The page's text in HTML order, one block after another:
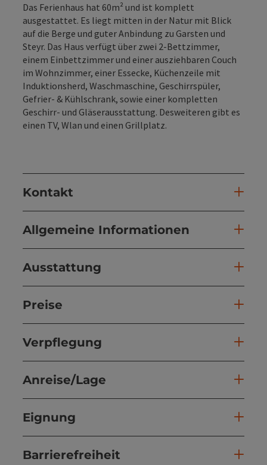
Das Ferienhaus hat 60m² und ist komplett
ausgestattet. Es liegt mitten in der Natur mit Blick
auf die Berge und guter Anbindung zu Garsten und
Steyr. Das Haus verfügt über zwei 2-Bettzimmer,
einem Einbettzimmer und einer ausziehbaren Couch
im Wohnzimmer, einer Essecke, Küchenzeile mit
Induktionsherd, Waschmaschine, Geschirrspüler,
Gefrier- & Kühlschrank, sowie einer kompletten
Geschirr- und Gläserausstattung. Desweiteren gibt es
einen TV, Wlan und einen Grillplatz.
Kontakt
Allgemeine Informationen
Ausstattung
Preise
Verpflegung
Anreise/Lage
Eignung
Barrierefreiheit